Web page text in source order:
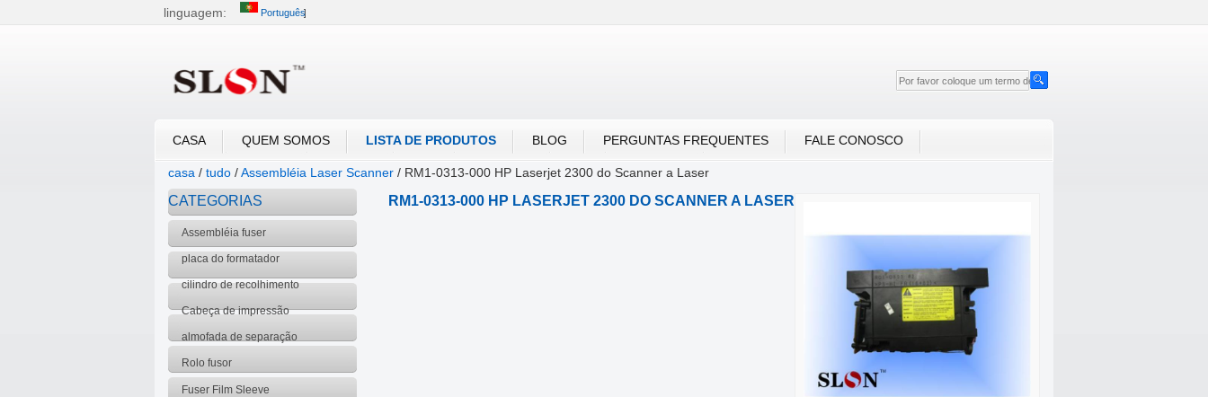
linguagem: Português
CASA QUEM SOMOS LISTA DE PRODUTOS BLOG PERGUNTAS FREQUENTES FALE CONOSCO
casa / tudo /Assembléia Laser Scanner / RM1-0313-000 HP Laserjet 2300 do Scanner a Laser
CATEGORIAS
Assembléia fuser
placa do formatador
cilindro de recolhimento
Cabeça de impressão
almofada de separação
Rolo fusor
Fuser Film Sleeve
RM1-0313-000 HP LASERJET 2300 DO SCANNER A LASER